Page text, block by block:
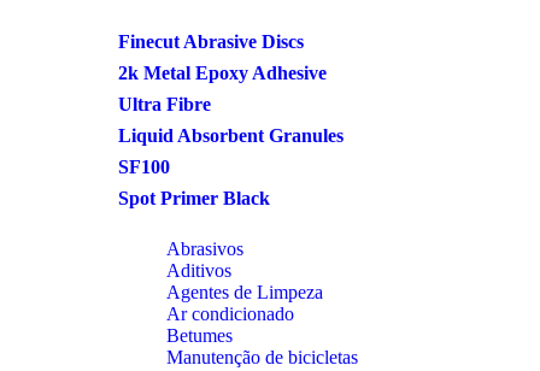
Finecut Abrasive Discs
2k Metal Epoxy Adhesive
Ultra Fibre
Liquid Absorbent Granules
SF100
Spot Primer Black
Abrasivos
Aditivos
Agentes de Limpeza
Ar condicionado
Betumes
Manutenção de bicicletas